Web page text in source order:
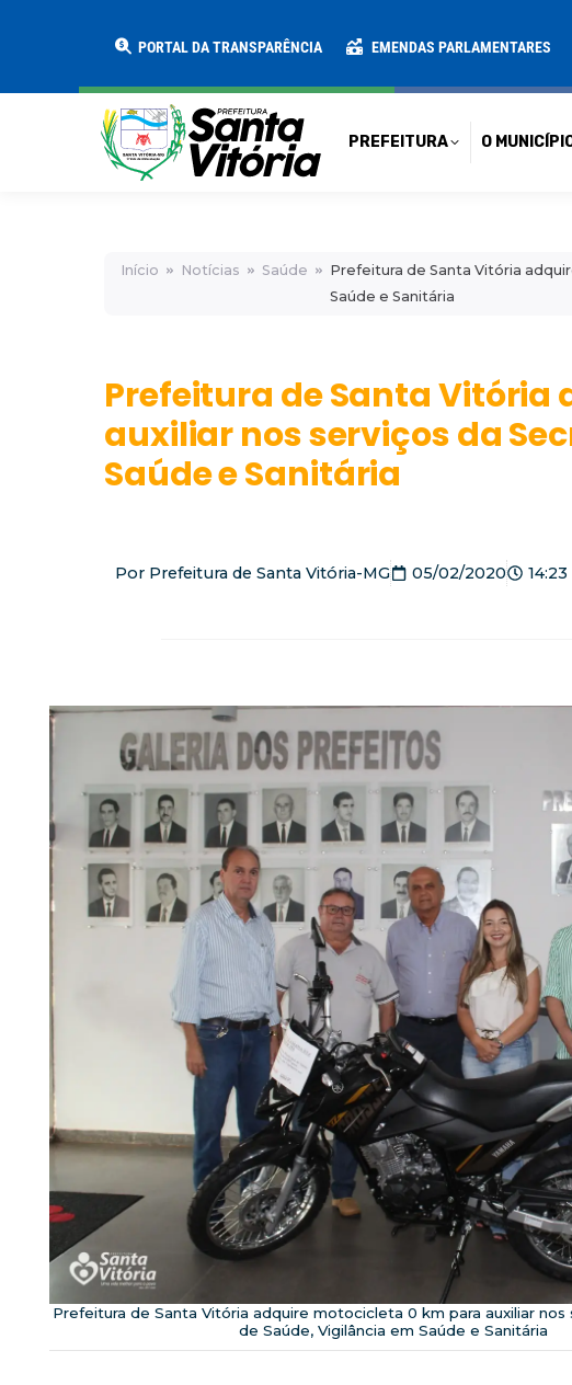
PORTAL DA TRANSPARÊNCIA EMENDAS PARLAMENTARES
PREFEITURA O
Início Notícias Saúde
Prefeitura de Santa Vitória
Saúde e Sanitária
Prefeitura de Santa
auxiliar nos serviços da
Saúde e Sanitária
Por Prefeitura de Santa Vitória-MG 05/02/2020 14:23
Prefeitura de Santa Vitória adquire motocicleta 0 km para auxiliar nos
de Saúde, Vigilância em Saúde e Sanitária